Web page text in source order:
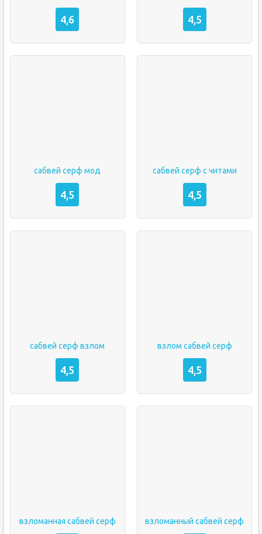
4,6 4,5
сабвей серф мод
4,5
сабвей серф с читами
4,5
сабвей серф взлом
4,5
взлом сабвей серф
4,5
взломанная сабвей серф взломанный сабвей серф